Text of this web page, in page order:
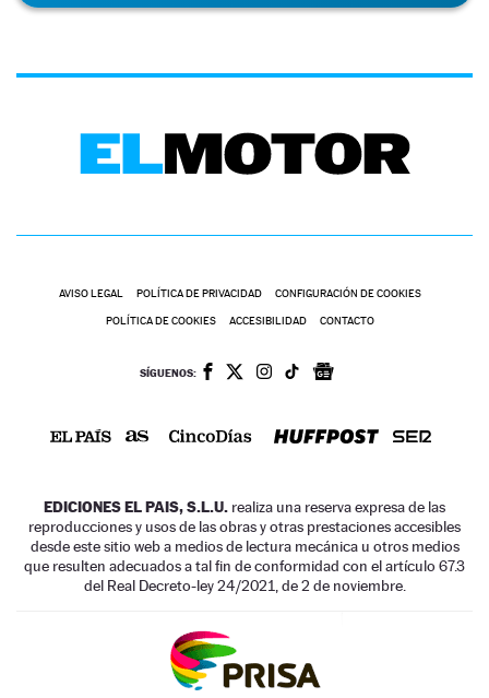
AVISO LEGAL POLÍTICA DE PRIVACIDAD CONFIGURACIÓN DE COOKIES
POLÍTICA DE COOKIES ACCESIBILIDAD CONTACTO
SÍGUENOS:
EDICIONES EL PAIS, S.L.U. realiza una reserva expresa de las
reproducciones y usos de las obras y otras prestaciones accesibles
desde este sitio web a medios de lectura mecánica u otros medios
que resulten adecuados a tal fin de conformidad con el artículo 67.3
del Real Decreto-ley 24/2021, de 2 de noviembre.